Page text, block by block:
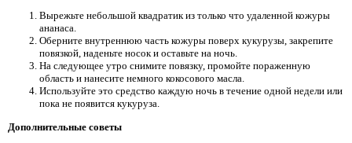
Вырежьте небольшой квадратик из только что удаленной кожуры
ананаса.
Оберните внутреннюю часть кожуры поверх кукурузы, закрепите
повязкой, наденьте носок и оставьте на ночь.
На следующее утро снимите повязку, промойте пораженную
область и нанесите немного кокосового масла.
Используйте это средство каждую ночь в течение одной недели или
пока не появится кукуруза.
Дополнительные советы